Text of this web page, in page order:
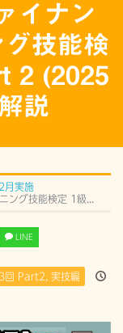
イナン
技能検
2 (2025
説
実施
LINE
回 Part2, 実技編